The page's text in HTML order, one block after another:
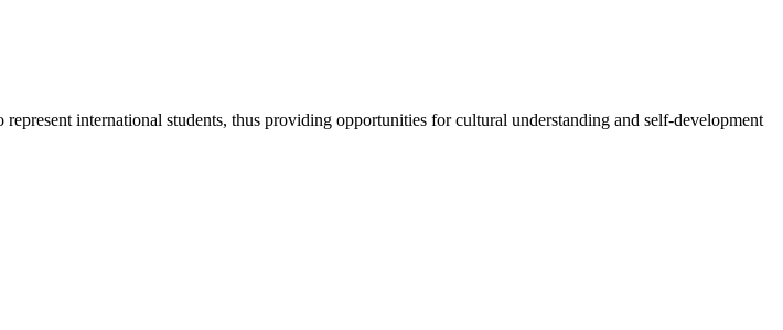
international students, thus providing opportunities for cultural understanding and self-development